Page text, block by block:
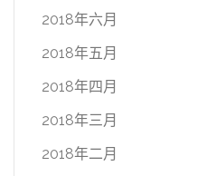
2018年六月
2018年五月
2018年四月
2018年三月
2018年二月